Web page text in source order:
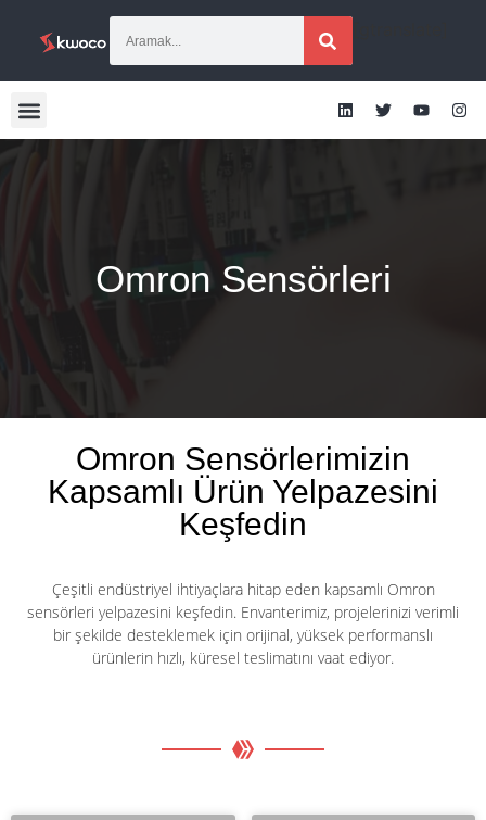
Omron Sensörleri
Omron Sensörlerimizin
Kapsamlı Ürün Yelpazesini
Keşfedin
Çeşitli endüstriyel ihtiyaçlara hitap eden kapsamlı Omron
sensörleri yelpazesini keşfedin. Envanterimiz, projelerinizi verimli
bir şekilde desteklemek için orijinal, yüksek performanslı
ürünlerin hızlı, küresel teslimatını vaat ediyor.